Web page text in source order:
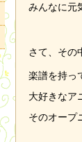
みんなに元
さて、その
楽譜を持っ
大好きなア
そのオープ